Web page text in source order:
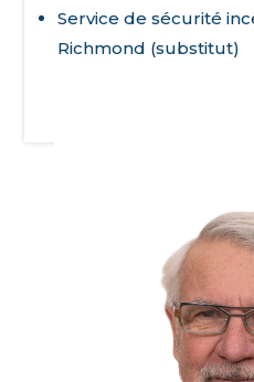
Service de sécurité
Richmond (substitut)